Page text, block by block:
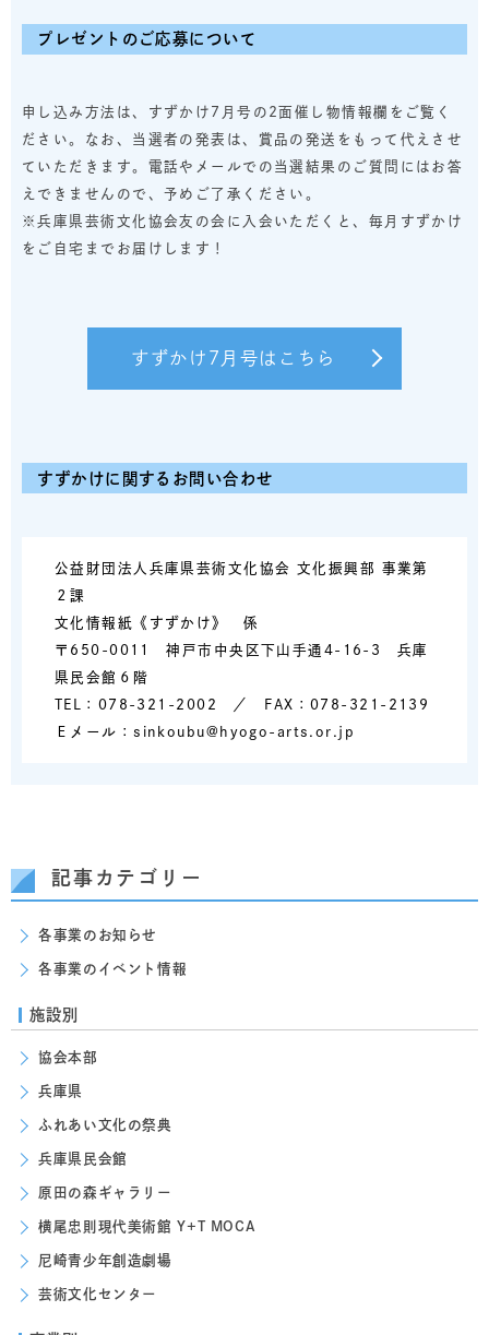
プレゼントのご応募について
申し込み方法は、すずかけ7月号の2面催し物情報欄をご覧く
ださい。なお、当選者の発表は、賞品の発送をもって代えさせ
ていただきます。電話やメールでの当選結果のご質問にはお答
えできませんので、予めご了承ください。
※兵庫県芸術文化協会友の会に入会いただくと、毎月すずかけ
をご自宅までお届けします！
すずかけ7月号はこちら
すずかけに関するお問い合わせ
公益財団法人兵庫県芸術文化協会 文化振興部 事業第
２課
文化情報紙《すずかけ》 係
〒650-0011 神戸市中央区下山手通4-16-3 兵庫
県民会館６階
TEL：078-321-2002 ／ FAX：078-321-2139
Ｅメール：sinkoubu@hyogo-arts.or.jp
記事カテゴリー
各事業のお知らせ
各事業のイベント情報
施設別
協会本部
兵庫県
ふれあい文化の祭典
兵庫県民会館
原田の森ギャラリー
横尾忠則現代美術館 Y+T MOCA
尼崎青少年創造劇場
芸術文化センター